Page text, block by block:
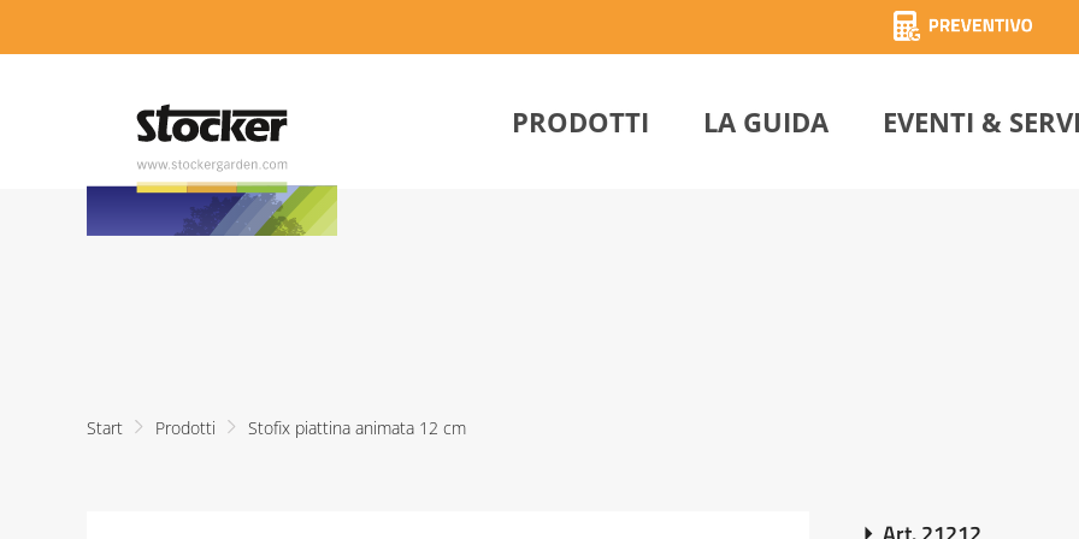
PRODOTTI LA GUIDA EVENTI &
Start Prodotti Stofix piattina animata 12 cm